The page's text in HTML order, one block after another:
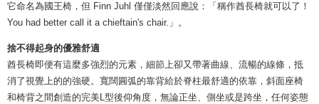
它命名為國王椅，但 Finn Juhl 僅僅淡然回應說：「稱作酋長椅就可以了！
You had better call it a chieftain's chair.」。
捨不得起身的優雅舒適
酋長椅即便有這麼多強烈的元素，細節上卻又帶著曲線、流暢的線條，抵
消了視覺上的的強硬。寬闊圓弧的靠背給於脊柱最舒適的依靠，斜面座椅
和椅背之間創造的完美L型後仰角度，無論正坐、側坐或是跨坐，任何姿態